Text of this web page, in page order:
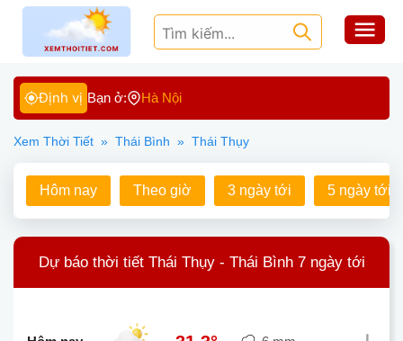
Định vị Bạn ở: Hà Nội
Xem Thời Tiết » Thái Bình » Thái Thụy
Hôm nay Theo giờ 3 ngày tới 5 ngày tới
Dự báo thời tiết Thái Thụy - Thái Bình 7 ngày tới